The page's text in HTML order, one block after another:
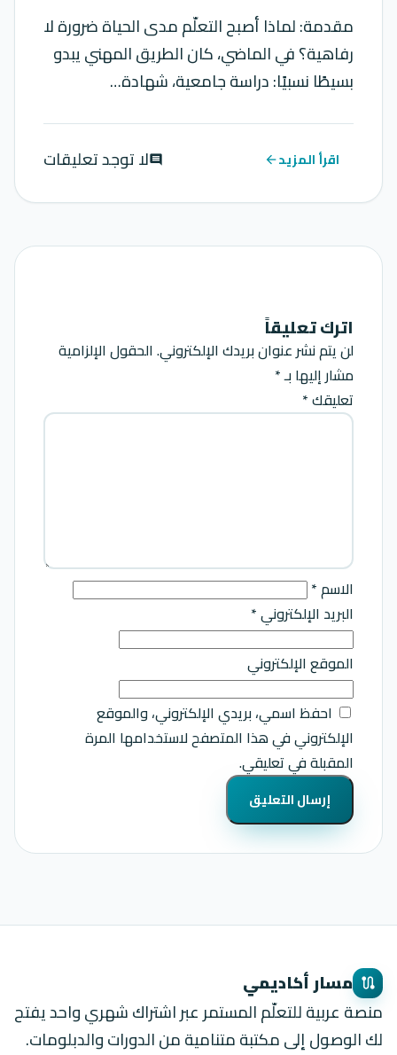
مقدمة: لماذا أصبح التعلّم مدى الحياة ضرورة لا
رفاهية؟ في الماضي، كان الطريق المهني يبدو
بسيطًا نسبيًا: دراسة جامعية، شهادة…
اقرأ المزيدarrow_back
commentلا توجد تعليقات
اترك تعليقاً
لن يتم نشر عنوان بريدك الإلكتروني. الحقول الإلزامية
مشار إليها بـ*
تعليقك *
الاسم*
البريد الإلكتروني*
الموقع الإلكتروني
احفظ اسمي، بريدي الإلكتروني، والموقع
الإلكتروني في هذا المتصفح لاستخدامها المرة
المقبلة في تعليقي.
Alternative:
route مسار أكاديمي
منصة عربية للتعلّم المستمر عبر اشتراك شهري واحد يفتح
لك الوصول إلى مكتبة متنامية من الدورات والدبلومات.